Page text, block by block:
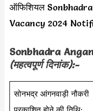
ऑफिशियल
Vacancy 2024
Sonbhadra
(महत्वपूर्ण दिनांक):-
सोनभद्र आंगनवाड़ी नौकरी